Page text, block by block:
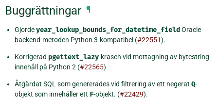
Buggrättningar ¶
Gjordeyear_lookup_bounds_for_datetime_field Oracle
backend-metoden Python 3-kompatibel (#22551).
Korrigerad pgettext_lazy-krasch vid mottagning av bytestring-
innehåll på Python 2 (#22565).
Åtgärdat SQL som genererades vid filtrering av ett negerat Q-
objekt som innehåller ett F-objekt. (#22429).